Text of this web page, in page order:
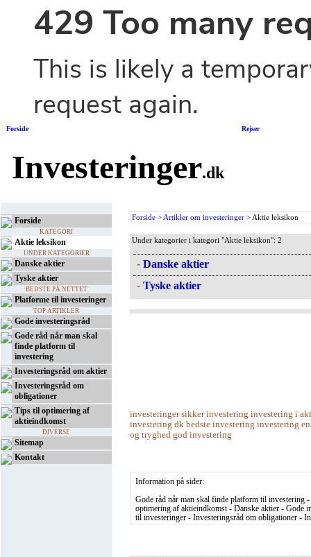
Forside Rejser
Investeringer.dk
Forside
KATEGORI
Aktie leksikon
UNDER KATEGORIER
Danske aktier
Tyske aktier
BEDSTE PÅ NETTET
Platforme til investeringer
TOP ARTIKLER
Gode investeringsråd
Gode råd når man skal
finde platform til
investering
Investeringsråd om aktier
Investeringsråd om
obligationer
Tips til optimering af
aktieindkomst
DIVERSE
Sitemap
Kontakt
Forside > Artikler om investeringer > Aktie leksikon
Under kategorier i kategori "Aktie leksikon": 2
- Danske aktier
- Tyske aktier
investeringer sikker investering investering i
investering dk bedste investering investering
og tryghed god investering
Information på sider:
Gode råd når man skal finde platform til investering
optimering af aktieindkomst - Danske aktier - Gode
til investeringer - Investeringsråd om obligationer -